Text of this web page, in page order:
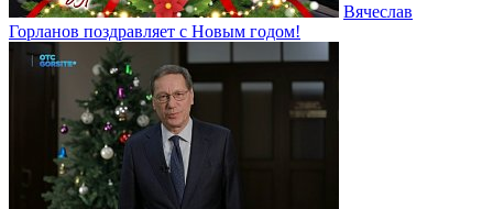
Вячеслав
Горланов поздравляет с Новым годом!